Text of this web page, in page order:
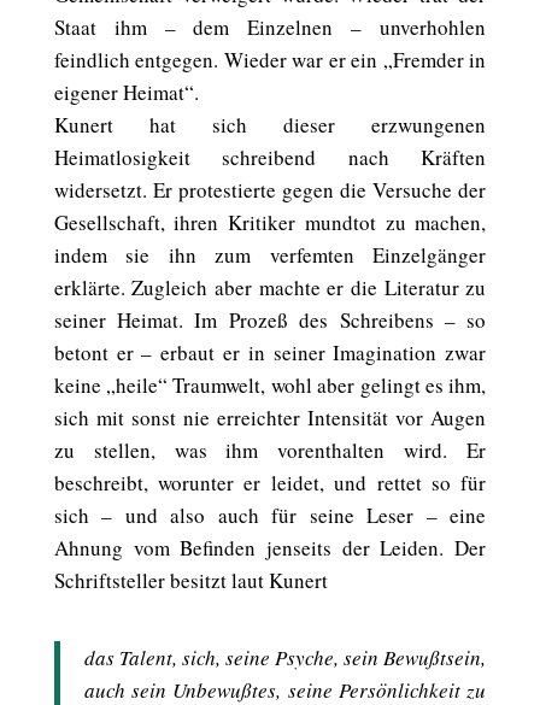
Staat ihm – dem Einzelnen – unverhohlen
feindlich entgegen. Wieder war er ein „Fremder in
eigener Heimat“.
Kunert hat sich dieser erzwungenen
Heimatlosigkeit schreibend nach Kräften
widersetzt. Er protestierte gegen die Versuche der
Gesellschaft, ihren Kritiker mundtot zu machen,
indem sie ihn zum verfemten Einzelgänger
erklärte. Zugleich aber machte er die Literatur zu
seiner Heimat. Im Prozeß des Schreibens – so
betont er – erbaut er in seiner Imagination zwar
keine „heile“ Traumwelt, wohl aber gelingt es ihm,
sich mit sonst nie erreichter Intensität vor Augen
zu stellen, was ihm vorenthalten wird. Er
beschreibt, worunter er leidet, und rettet so für
sich – und also auch für seine Leser – eine
Ahnung vom Befinden jenseits der Leiden. Der
Schriftsteller besitzt laut Kunert
das Talent, sich, seine Psyche, sein Bewußtsein,
auch sein Unbewußtes, seine Persönlichkeit zu